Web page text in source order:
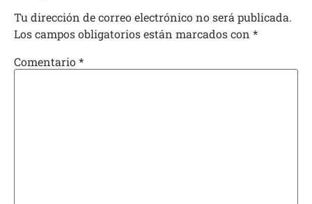
Tu dirección de correo electrónico no será publicada.
Los campos obligatorios están marcados con *
Comentario*